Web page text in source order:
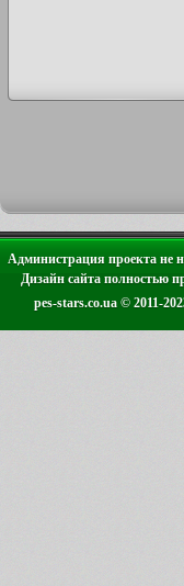
Администрация проекта не
Дизайн сайта полностью
pes-stars.co.ua © 2011-